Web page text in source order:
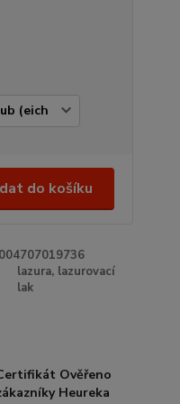
do košíku
lazura, lazurovací
lak
Ověřeno
Heureka